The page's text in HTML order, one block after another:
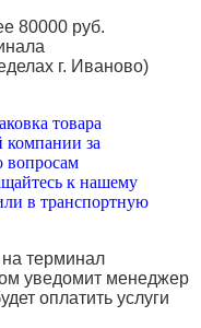
80000 руб.
г. Иваново)
товара
компании за
вопросам
к нашему
в транспортную
на терминал
уведомит менеджер
оплатить услуги